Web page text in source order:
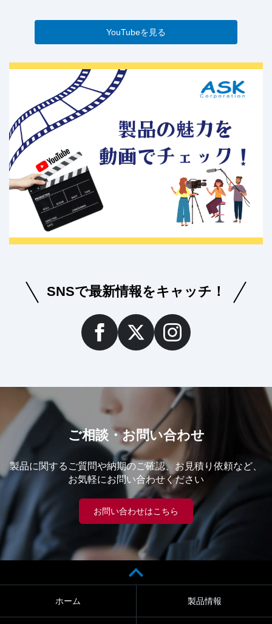
YouTubeを見る
SNSで最新情報をキャッチ！
ご相談・お問い合わせ
製品に関するご質問や納期のご確認、お見積り依頼など、
お気軽にお問い合わせください
お問い合わせはこちら
ホーム 製品情報